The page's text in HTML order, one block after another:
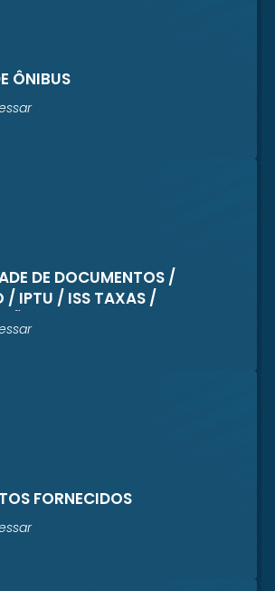
ÔNIBUS
DE DOCUMENTOS /
/ IPTU / ISS TAXAS /
CADASTRAL
FORNECIDOS